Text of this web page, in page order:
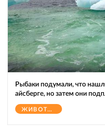
Рыбаки подумали, что
айсберге, но затем они
ЖИВОТНЫЕ